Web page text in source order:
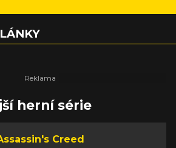
herní série
Creed